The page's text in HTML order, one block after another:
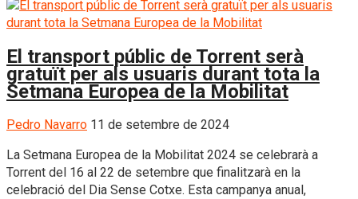
El transport públic de Torrent serà
gratuït per als usuaris durant tota la
Setmana Europea de la Mobilitat
Pedro Navarro 11 de setembre de 2024
La Setmana Europea de la Mobilitat 2024 se celebrarà a
Torrent del 16 al 22 de setembre que finalitzarà en la
celebració del Dia Sense Cotxe. Esta campanya anual,